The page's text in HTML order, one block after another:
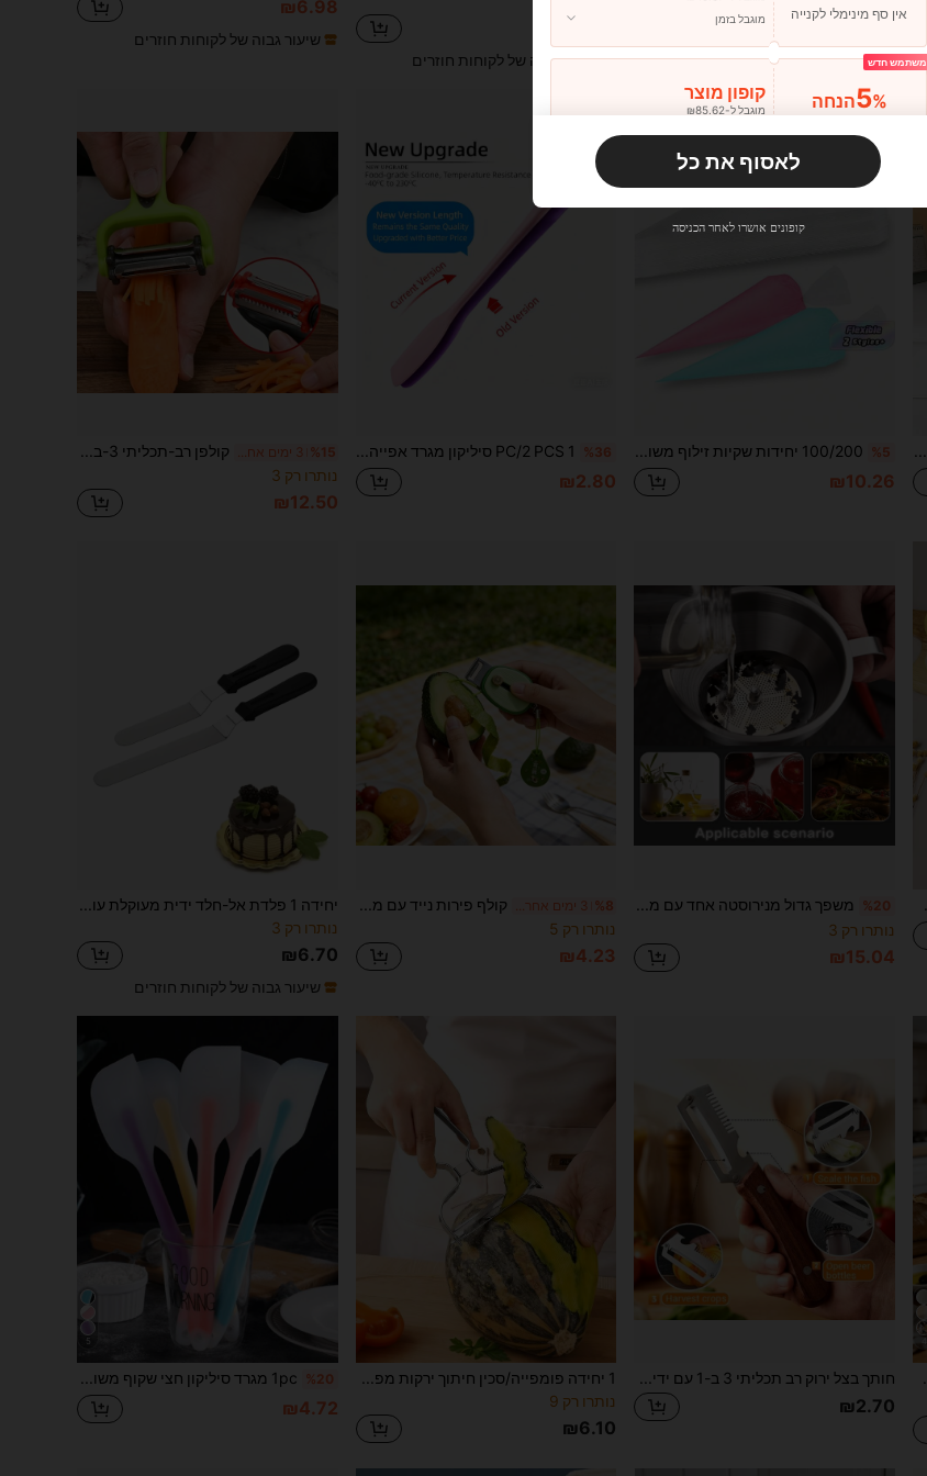
₪10.72
שיעור גבוה של לקוחות חוזרים
שיעור גבוה של לקוחות חוזרים
₪6.98
שיעור גבוה של לקוחות חוזרים
%5
₪10.26
%36
₪2.80
%15 3 ימים אחרונים
נותרו רק 3
₪12.50
%20
נותרו רק 3
₪15.04
%8 3 ימים אחרונים
נותרו רק 5
₪4.23
נותרו רק 3
₪6.70
שיעור גבוה של לקוחות חוזרים
4
₪2.70
נותרו רק 9
₪6.10
5
%20
₪4.72
אין סף מינימלי לקנייה
מוגבל בזמן
משתמש חדש
5%הנחה קופון מוצר
מוגבל ל-₪85.62
מוגבל בזמן
משתמש חדש
10 קופון מוצר
מוגבל ל-₪85.62
15%הנחה
לאסוף את כל
קופונים אושרו לאחר הכניסה